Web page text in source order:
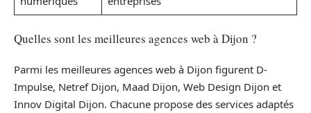
Quelles sont les meilleures agences web à Dijon ?
Parmi les meilleures agences web à Dijon figurent D-
Impulse, Netref Dijon, Maad Dijon, Web Design Dijon et
Innov Digital Dijon. Chacune propose des services adaptés